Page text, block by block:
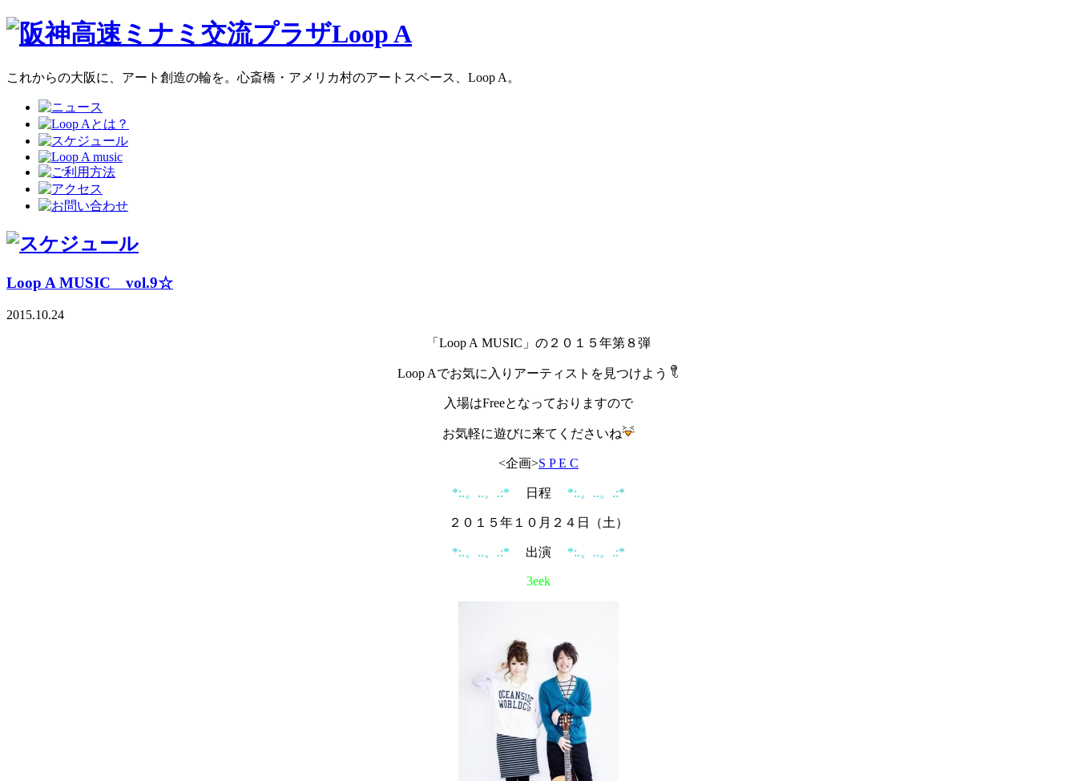
これからの大阪に、アート創造の輪を。心斎橋・アメリカ村のアートスペース、Loop A。
Loop A MUSIC vol.9☆
2015.10.24
「Loop A MUSIC」の２０１５年第８弾
Loop Aでお気に入りアーティストを見つけよう
入場はFreeとなっておりますので
お気軽に遊びに来てくださいね
<企画>S P E C
*:.。..。.:* 日程 *:.。..。.:*
２０１５年１０月２４日（土）
*:.。..。.:* 出演 *:.。..。.:*
3eek